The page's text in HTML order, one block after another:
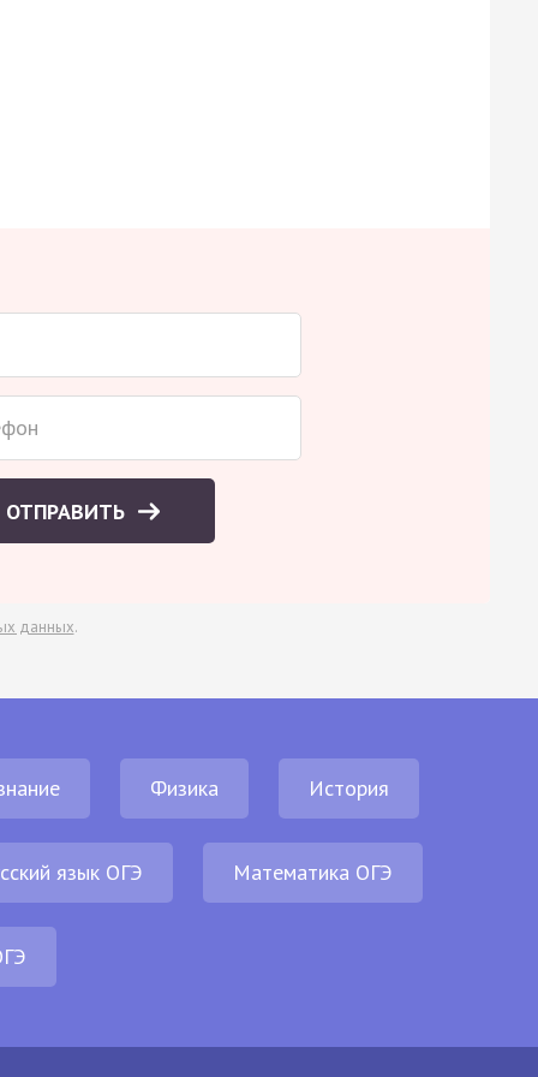
ОТПРАВИТЬ
данных.
Физика История
язык ОГЭ Математика ОГЭ